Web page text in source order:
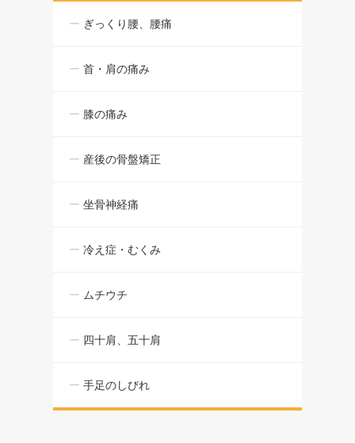
ぎっくり腰、腰痛
首・肩の痛み
膝の痛み
産後の骨盤矯正
坐骨神経痛
冷え症・むくみ
ムチウチ
四十肩、五十肩
手足のしびれ